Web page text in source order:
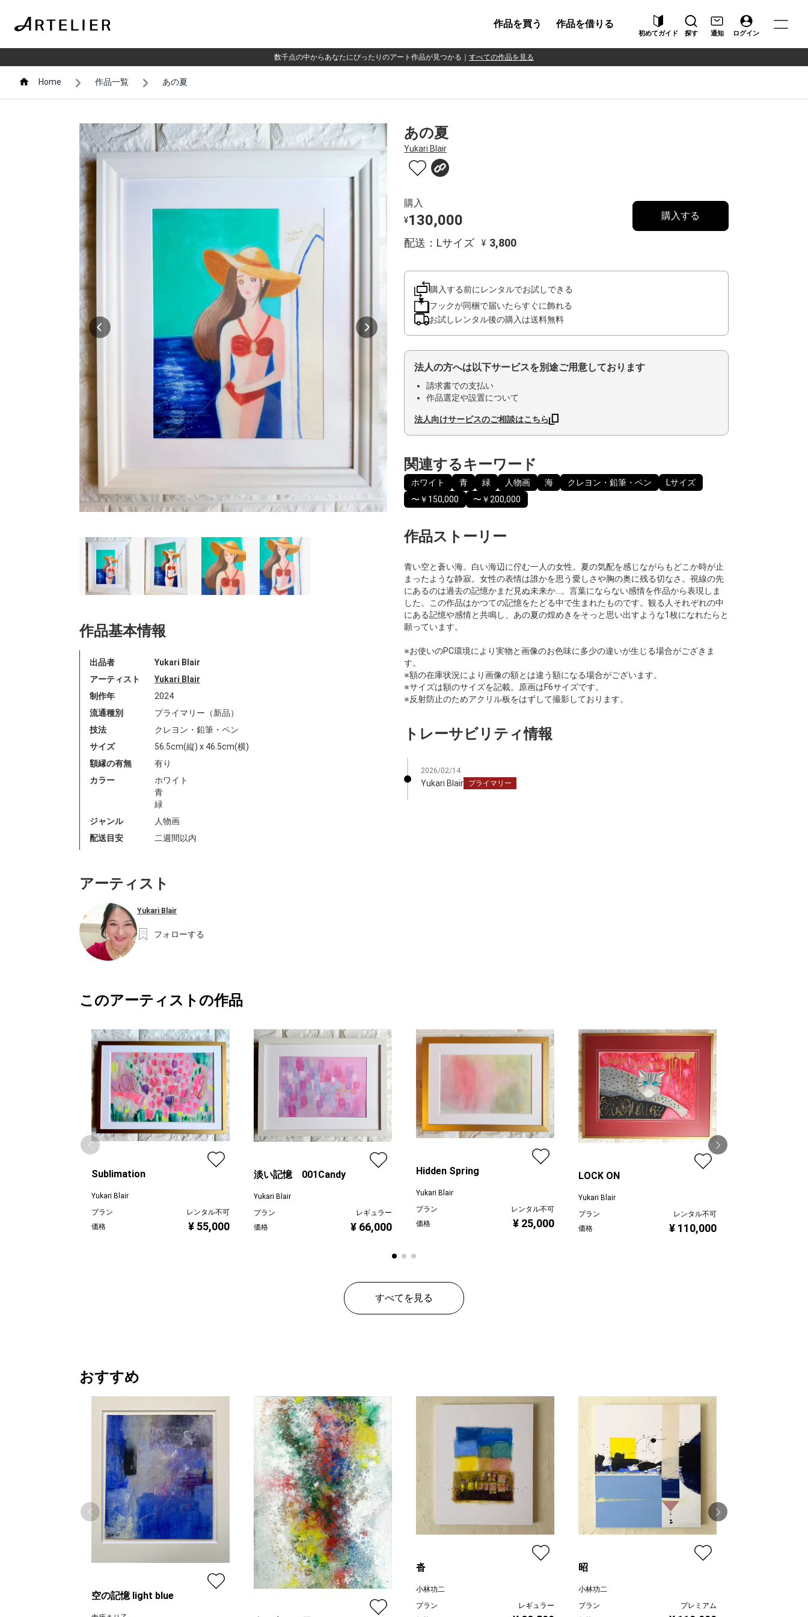
作品を買う 作品を借りる
初めてガイド 探す 通知 ログイン
数千点の中からあなたにぴったりのアート作品が見つかる すべての作品を見る
Home 作品一覧 あの夏
作品基本情報
出品者
Yukari Blair
アーティスト
Yukari Blair
制作年
2024
流通種別
プライマリー（新品）
技法
クレヨン・鉛筆・ペン
サイズ
56.5cm(縦) x 46.5cm(横)
額縁の有無
有り
カラー
ホワイト
青
緑
ジャンル
人物画
配送目安
二週間以内
アーティスト
Yukari Blair
フォローする
あの夏
Yukari Blair
購入
¥130,000
配送：Lサイズ ¥ 3,800
購入する
購入する前にレンタルでお試しできる
フックが同梱で届いたらすぐに飾れる
お試しレンタル後の購入は送料無料
法人の方へは以下サービスを別途ご用意しております
請求書での支払い
作品選定や設置について
法人向けサービスのご相談はこちら
関連するキーワード
ホワイト 青 緑 人物画 海 クレヨン・鉛筆・ペン
Lサイズ
〜￥150,000
〜￥200,000
作品ストーリー
青い空と蒼い海。白い海辺に佇む一人の女性。夏の気配を感じながらもどこか時が止
まったような静寂。女性の表情は誰かを思う愛しさや胸の奥に残る切なさ。視線の先
にあるのは過去の記憶かまだ見ぬ未来か...。言葉にならない感情を作品から表現しま
した。この作品はかつての記憶をたどる中で生まれたものです。観る人それぞれの中
にある記憶や感情と共鳴し、あの夏の煌めきをそっと思い出すような1枚になれたらと
願っています。
※お使いのPC環境により実物と画像のお色味に多少の違いが生じる場合がござきま
す。
※額の在庫状況により画像の額とは違う額になる場合がございます。
※サイズは額のサイズを記載。原画はF6サイズです。
※反射防止のためアクリル板をはずして撮影しております。
トレーサビリティ情報
2026/02/14
Yukari Blair プライマリー
このアーティストの作品
Sublimation
Yukari Blair
プラン
レンタル不可
価格
¥ 55,000
淡い記憶 001Candy
Yukari Blair
プラン
レギュラー
価格
¥ 66,000
Hidden Spring
Yukari Blair
プラン
レンタル不可
価格
¥ 25,000
LOCK ON
Yukari Blair
プラン
レンタル不可
価格
¥ 110,000
すべてを見る
おすすめ
空の記憶 light blue
沓
小林功二
プラン
レギュラー
昭
小林功二
プラン
プレミアム